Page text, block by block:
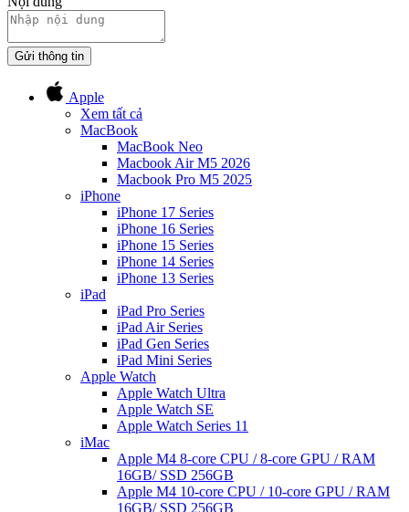
Gửi thông tin
Apple
Xem tất cả
MacBook
MacBook Neo
Macbook Air M5 2026
Macbook Pro M5 2025
iPhone
iPhone 17 Series
iPhone 16 Series
iPhone 15 Series
iPhone 14 Series
iPhone 13 Series
iPad
iPad Pro Series
iPad Air Series
iPad Gen Series
iPad Mini Series
Apple Watch
Apple Watch Ultra
Apple Watch SE
Apple Watch Series 11
iMac
Apple M4 8-core CPU / 8-core GPU / RAM
16GB/ SSD 256GB
Apple M4 10-core CPU / 10-core GPU / RAM
16GB/ SSD 256GB